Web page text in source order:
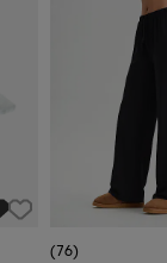
(76)